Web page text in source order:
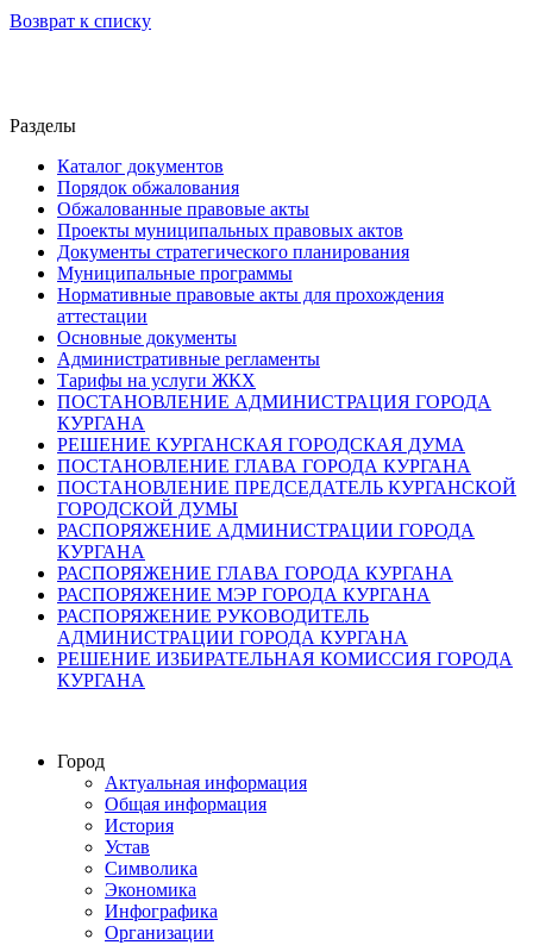
Возврат к списку
Разделы
Каталог документов
Порядок обжалования
Обжалованные правовые акты
Проекты муниципальных правовых актов
Документы стратегического планирования
Муниципальные программы
Нормативные правовые акты для прохождения
аттестации
Основные документы
Административные регламенты
Тарифы на услуги ЖКХ
ПОСТАНОВЛЕНИЕ АДМИНИСТРАЦИЯ ГОРОДА
КУРГАНА
РЕШЕНИЕ КУРГАНСКАЯ ГОРОДСКАЯ ДУМА
ПОСТАНОВЛЕНИЕ ГЛАВА ГОРОДА КУРГАНА
ПОСТАНОВЛЕНИЕ ПРЕДСЕДАТЕЛЬ КУРГАНСКОЙ
ГОРОДСКОЙ ДУМЫ
РАСПОРЯЖЕНИЕ АДМИНИСТРАЦИИ ГОРОДА
КУРГАНА
РАСПОРЯЖЕНИЕ ГЛАВА ГОРОДА КУРГАНА
РАСПОРЯЖЕНИЕ МЭР ГОРОДА КУРГАНА
РАСПОРЯЖЕНИЕ РУКОВОДИТЕЛЬ
АДМИНИСТРАЦИИ ГОРОДА КУРГАНА
РЕШЕНИЕ ИЗБИРАТЕЛЬНАЯ КОМИССИЯ ГОРОДА
КУРГАНА
Город
Актуальная информация
Общая информация
История
Устав
Символика
Экономика
Инфографика
Организации